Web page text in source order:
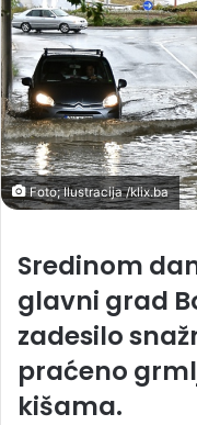
Foto; Ilustracija /klix.ba
Sredinom
glavni grad
zadesilo
praćeno
kišama.